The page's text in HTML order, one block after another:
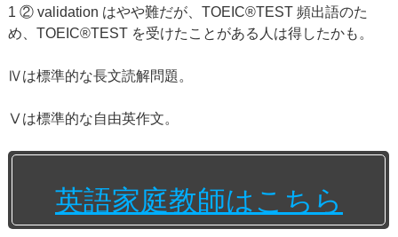
1 ② validation はやや難だが、TOEIC®TEST 頻出語のた
め、TOEIC®TEST を受けたことがある人は得したかも。
Ⅳは標準的な長文読解問題。
Ⅴは標準的な自由英作文。
英語家庭教師はこちら